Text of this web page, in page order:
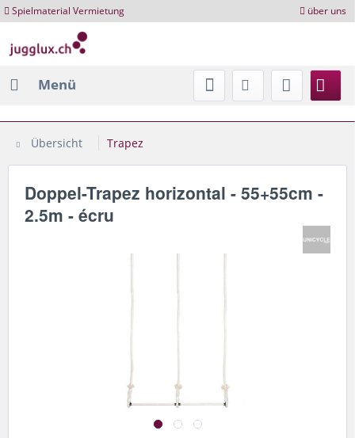
Spielmaterial Vermietung über uns
Menü
Übersicht Trapez
Doppel-Trapez horizontal - 55+55cm -
2.5m - écru